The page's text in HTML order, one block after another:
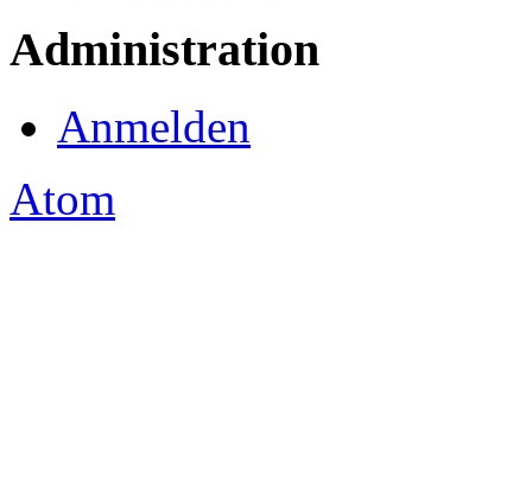
Administration
Anmelden
Atom